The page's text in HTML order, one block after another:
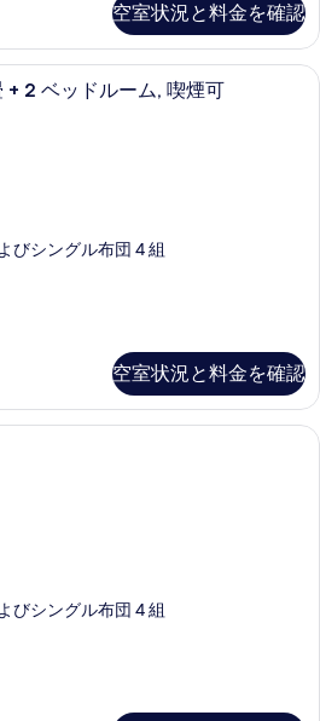
空室状況と料金を確認
[錦川側 - 和洋室] 8-12.5畳 + 2 ベッ
2 ベッドルーム, 喫煙可
びシングル布団 4 組
空室状況と料金を確認
[錦帯橋側 - 和室] 20畳 | ミニバー、
びシングル布団 4 組